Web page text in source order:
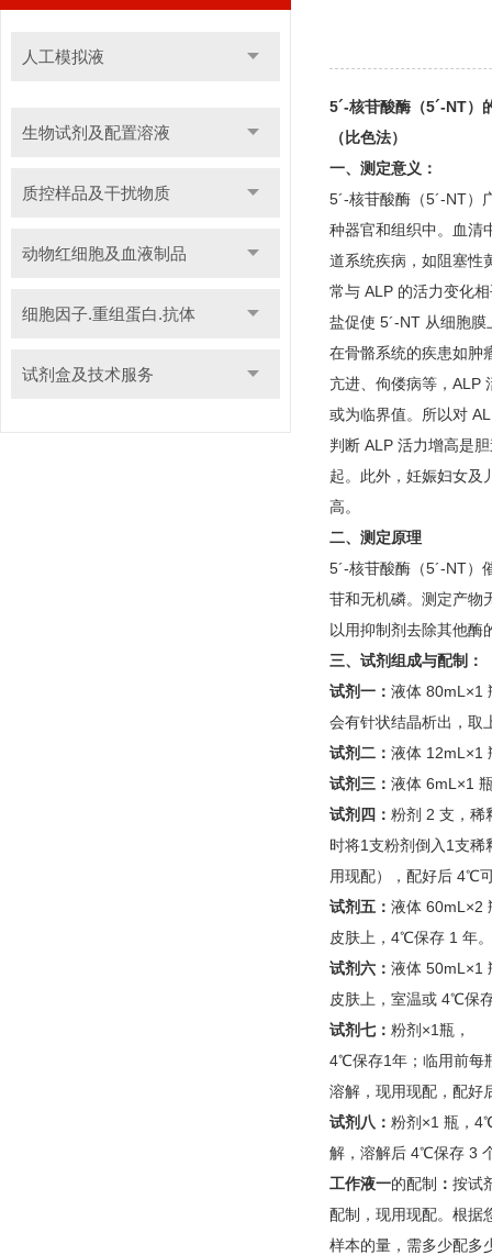
人工模拟液
生物试剂及配置溶液
质控样品及干扰物质
动物红细胞及血液制品
细胞因子.重组蛋白.抗体
试剂盒及技术服务
5´-核苷酸酶（5´-NT）
（比色法）
一、测定意义：
5´-核苷酸酶（5´-NT）
种器官和组织中。血清
道系统疾病，如阻塞性
常与 ALP 的活力变化
盐促使 5´-NT 从细胞
在骨骼系统的疾患如肿
亢进、佝偻病等，ALP
或为临界值。所以对
判断 ALP 活力增高是
起。此外，妊娠妇女及
高。
二、测定原理
5´-核苷酸酶（5´-NT）
苷和无机磷。测定产物
以用抑制剂去除其他酶
三、试剂组成与配制：
试剂一： 液体 80mL×1
会有针状结晶析出，取
试剂二： 液体 12mL×1
试剂三： 液体 6mL×1
试剂四： 粉剂 2 支，
时将1支粉剂倒入1支稀
用现配），配好后 4℃
试剂五： 液体 60mL×2
皮肤上，4℃保存 1 年。
试剂六： 液体 50mL×1
皮肤上，室温或 4℃保
试剂七： 粉剂×1瓶，
4℃保存1年；临用前每
溶解，现用现配，配
试剂八： 粉剂×1 瓶，
解，溶解后 4℃保存 3
工作液一的配制 ： 按试
配制，现用现配。根据
样本的量，需多少配多